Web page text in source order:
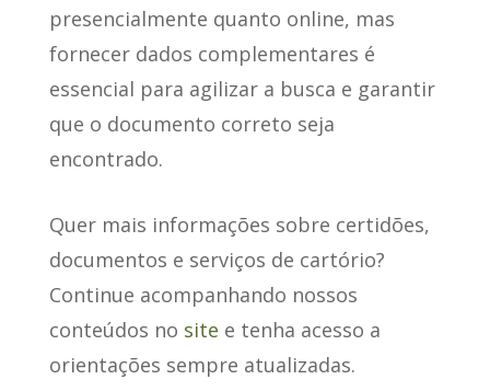
presencialmente quanto online, mas
fornecer dados complementares é
essencial para agilizar a busca e garantir
que o documento correto seja
encontrado.
Quer mais informações sobre certidões,
documentos e serviços de cartório?
Continue acompanhando nossos
conteúdos no site e tenha acesso a
orientações sempre atualizadas.